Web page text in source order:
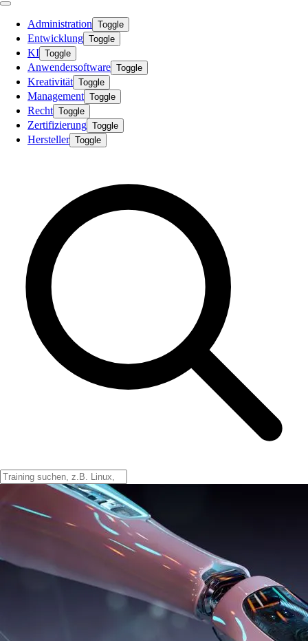
Administration Toggle
Entwicklung Toggle
KI Toggle
Anwendersoftware Toggle
Kreativität Toggle
Management Toggle
Recht Toggle
Zertifizierung Toggle
Hersteller Toggle